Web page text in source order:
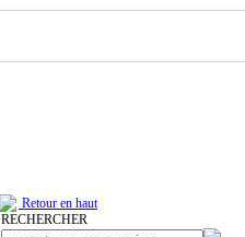
Retour en haut
RECHERCHER